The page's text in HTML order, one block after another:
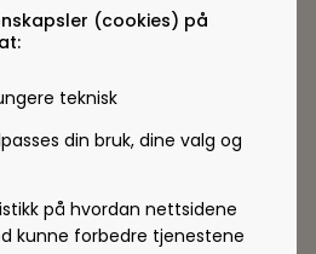
(cookies) på
teknisk
din bruk, dine valg og
på hvordan nettsidene
kunne forbedre tjenestene
i HR Norge får alle
og andre
tilgang